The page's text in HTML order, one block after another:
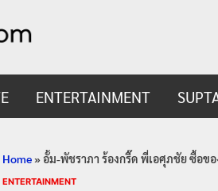
ENTERTAINMENT
Home»อั้ม-พัชราภา ร้องกรี๊ด พี่เอศุภชัย ซื้อข
ENTERTAINMENT